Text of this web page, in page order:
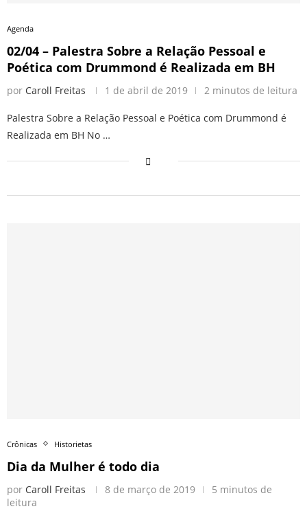
Agenda
02/04 – Palestra Sobre a Relação Pessoal e
Poética com Drummond é Realizada em BH
por Caroll Freitas 1 de abril de 2019 2 minutos de leitura
Palestra Sobre a Relação Pessoal e Poética com Drummond é
Realizada em BH No …
Crônicas Historietas
Dia da Mulher é todo dia
por Caroll Freitas 8 de março de 2019
5 minutos de
leitura